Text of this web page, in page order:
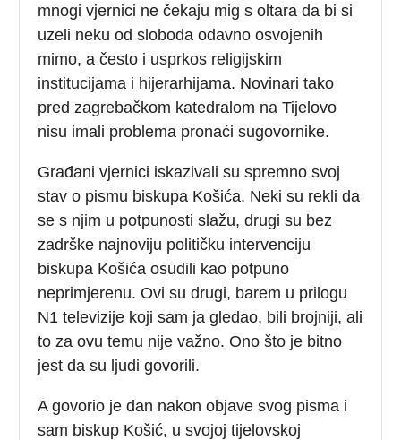
mnogi vjernici ne čekaju mig s oltara da bi si
uzeli neku od sloboda odavno osvojenih
mimo, a često i usprkos religijskim
institucijama i hijerarhijama. Novinari tako
pred zagrebačkom katedralom na Tijelovo
nisu imali problema pronaći sugovornike.
Građani vjernici iskazivali su spremno svoj
stav o pismu biskupa Košića. Neki su rekli da
se s njim u potpunosti slažu, drugi su bez
zadrške najnoviju političku intervenciju
biskupa Košića osudili kao potpuno
neprimjerenu. Ovi su drugi, barem u prilogu
N1 televizije koji sam ja gledao, bili brojniji, ali
to za ovu temu nije važno. Ono što je bitno
jest da su ljudi govorili.
A govorio je dan nakon objave svog pisma i
sam biskup Košić, u svojoj tijelovskoj